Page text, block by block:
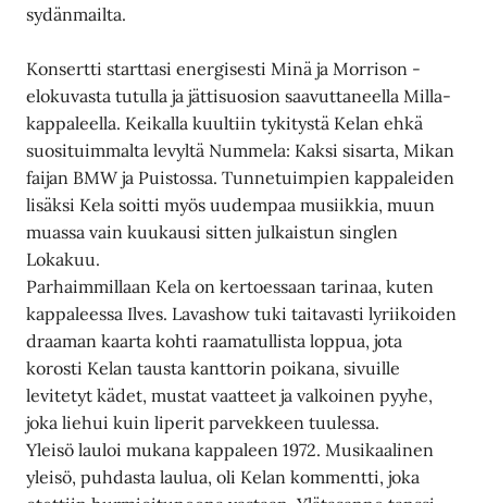
sydänmailta.
Konsertti starttasi energisesti Minä ja Morrison -
elokuvasta tutulla ja jättisuosion saavuttaneella Milla-
kappaleella. Keikalla kuultiin tykitystä Kelan ehkä
suosituimmalta levyltä Nummela: Kaksi sisarta, Mikan
faijan BMW ja Puistossa. Tunnetuimpien kappaleiden
lisäksi Kela soitti myös uudempaa musiikkia, muun
muassa vain kuukausi sitten julkaistun singlen
Lokakuu.
Parhaimmillaan Kela on kertoessaan tarinaa, kuten
kappaleessa Ilves. Lavashow tuki taitavasti lyriikoiden
draaman kaarta kohti raamatullista loppua, jota
korosti Kelan tausta kanttorin poikana, sivuille
levitetyt kädet, mustat vaatteet ja valkoinen pyyhe,
joka liehui kuin liperit parvekkeen tuulessa.
Yleisö lauloi mukana kappaleen 1972. Musikaalinen
yleisö, puhdasta laulua, oli Kelan kommentti, joka